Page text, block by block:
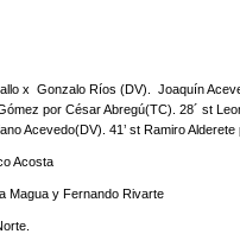
x Gonzalo Ríos (DV). Joaquín
por César Abregú(TC). 28´ st
Acevedo(DV). 41’ st Ramiro
Acosta
Magua y Fernando Rivarte